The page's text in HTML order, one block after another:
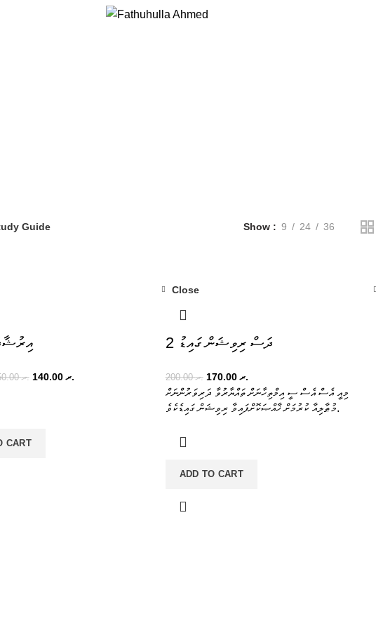
Guide Show 9 24 36
.ރ150.00 .ރ140.00
CART
Close
ދަސް ރިވިޝަން ގައިޑު 2
.ރ200.00 .ރ170.00
މިއީ އެސް އެސް ސީ އިމްތިހާނަށް ތައްޔާރުވާ ދަރިވަރުންނަށް
މުޠާލިއާ ކުރުމަށް ޚާއްޞަކޮށްފައިވާ ރިވިޝަން ގައިޑެކެވެ.
ADD TO CART